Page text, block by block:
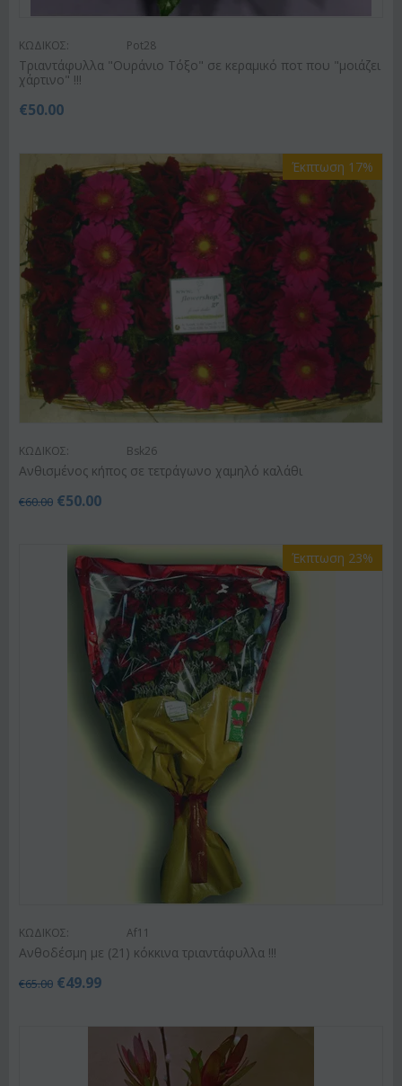
ΚΩΔΙΚΟΣ: Pot28
Tριαντάφυλλα "Ουράνιο Τόξο" σε κεραμικό ποτ που "μοιάζει
χάρτινο" !!!
€50.00
Έκπτωση 17%
ΚΩΔΙΚΟΣ: Bsk26
Ανθισμένος κήπος σε τετράγωνο χαμηλό καλάθι
€60.00 €50.00
Έκπτωση 23%
ΚΩΔΙΚΟΣ: Af11
Ανθοδέσμη με (21) κόκκινα τριαντάφυλλα !!!
€65.00 €49.99